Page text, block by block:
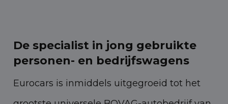
De specialist in jong gebruikte
personen- en bedrijfswagens
Eurocars is inmiddels uitgegroeid tot het